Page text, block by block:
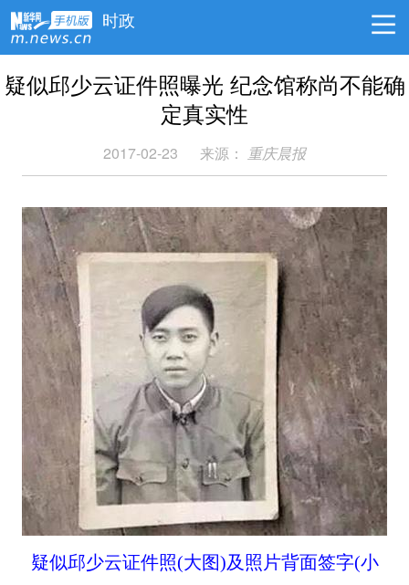
时政
疑似邱少云证件照曝光 纪念馆称尚不能确
定真实性
2017-02-23 来源： 重庆晨报
疑似邱少云证件照(大图)及照片背面签字(小